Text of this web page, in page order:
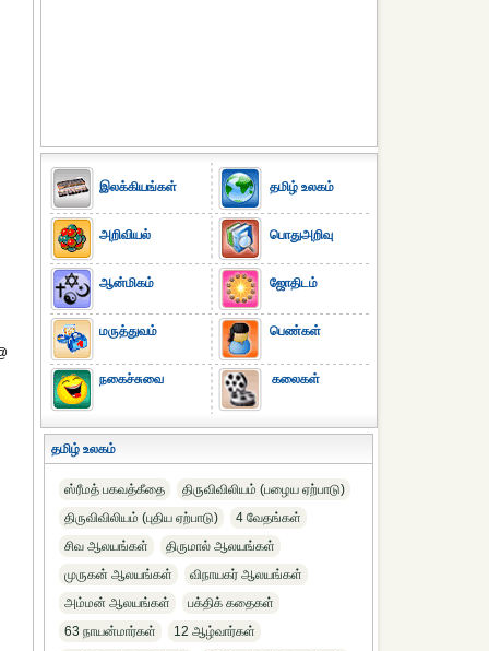
இலக்கியங்கள்
அறிவியல்
ஆன்மிகம்
மருத்துவம்
நகைச்சுவை
தமிழ் உலகம்
பொதுஅறிவு
ஜோதிடம்
பெண்கள்
கலைகள்
தமிழ் உலகம்
ஸ்ரீமத் பகவத்கீதை
திருவிவிலியம் (பழைய ஏற்பாடு)
திருவிவிலியம் (புதிய ஏற்பாடு)
4 வேதங்கள்
சிவ ஆலயங்கள்
திருமால் ஆலயங்கள்
முருகன் ஆலயங்கள்
விநாயகர் ஆலயங்கள்
அம்மன் ஆலயங்கள்
பக்திக் கதைகள்
63 நாயன்மார்கள்
12 ஆழ்வார்கள்